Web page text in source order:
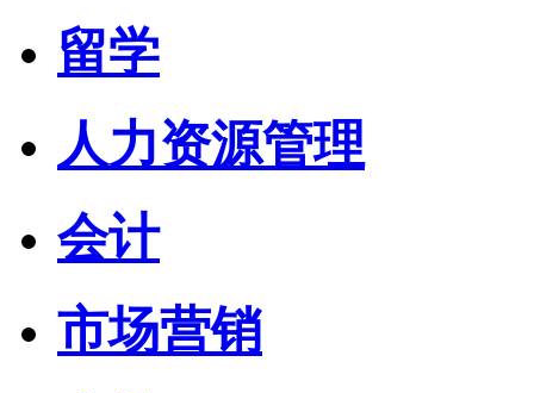
留学
人力资源管理
会计
市场营销